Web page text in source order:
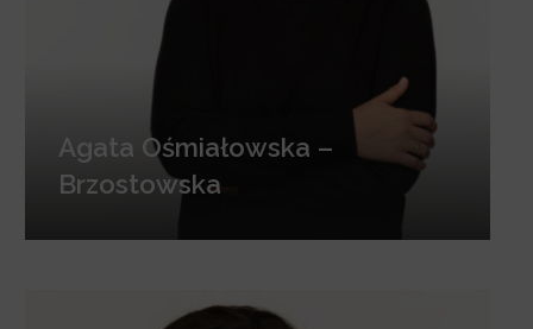
Agata Ośmiałowska –
Brzostowska